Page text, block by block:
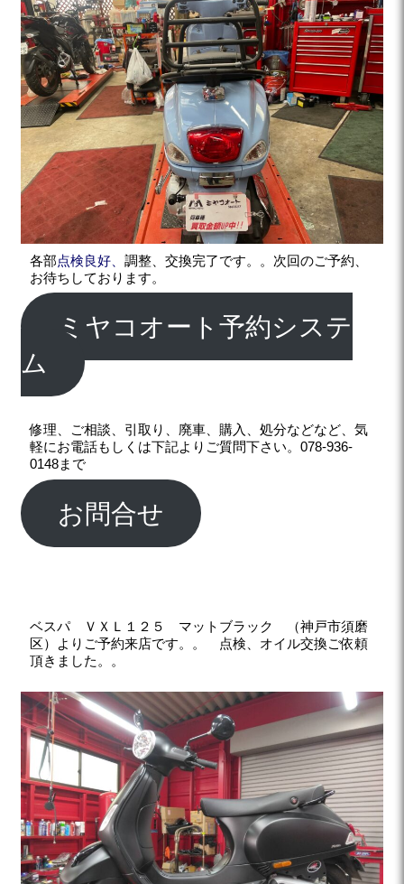
各部点検良好、調整、交換完了です。。次回のご予約、
お待ちしております。
ミヤコオート予約システ
ム
修理、ご相談、引取り、廃車、購入、処分などなど、気
軽にお電話もしくは下記よりご質問下さい。078-936-
0148まで
お問合せ
ベスパ ＶＸＬ１２５ マットブラック （神戸市須磨
区）よりご予約来店です。。
点検、オイル交換ご依頼
頂きました。。